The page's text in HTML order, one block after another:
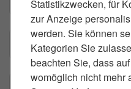
4. Wie läuft die
Statistikzwecken, für
zur Anzeige
werden. Sie können
Kategorien Sie
beachten Sie, dass
womöglich nicht mehr